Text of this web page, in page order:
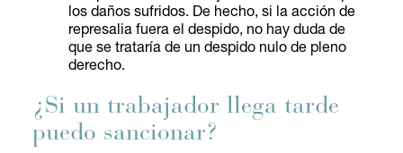
los daños sufridos. De hecho, si la acción de
represalia fuera el despido, no hay duda de
que se trataría de un despido nulo de pleno
derecho.
¿Si un trabajador llega tarde
puedo sancionar?